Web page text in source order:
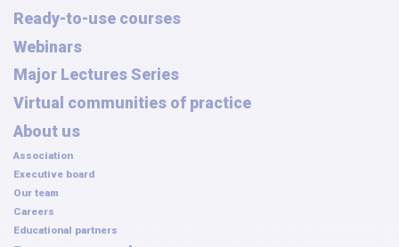
Ready-to-use courses
Webinars
Major Lectures Series
Virtual communities of practice
About us
Association
Executive board
Our team
Careers
Educational partners